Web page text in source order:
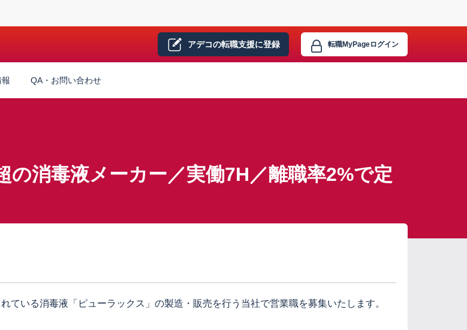
アデコの転職支援に登録 転職MyPageログイン
QA・お問い合わせ
の消毒液メーカー／実働7H／離職率2%で定
ている消毒液「ピューラックス」の製造・販売を行う当社で営業職を募集いたします。